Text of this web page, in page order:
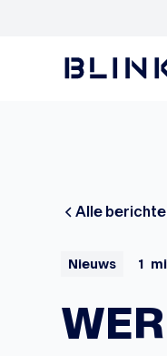
Alle
Nieuws 1